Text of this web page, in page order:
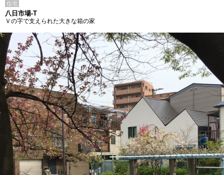
住宅
八日市場-T
Ｖの字で支えられた大きな箱の家